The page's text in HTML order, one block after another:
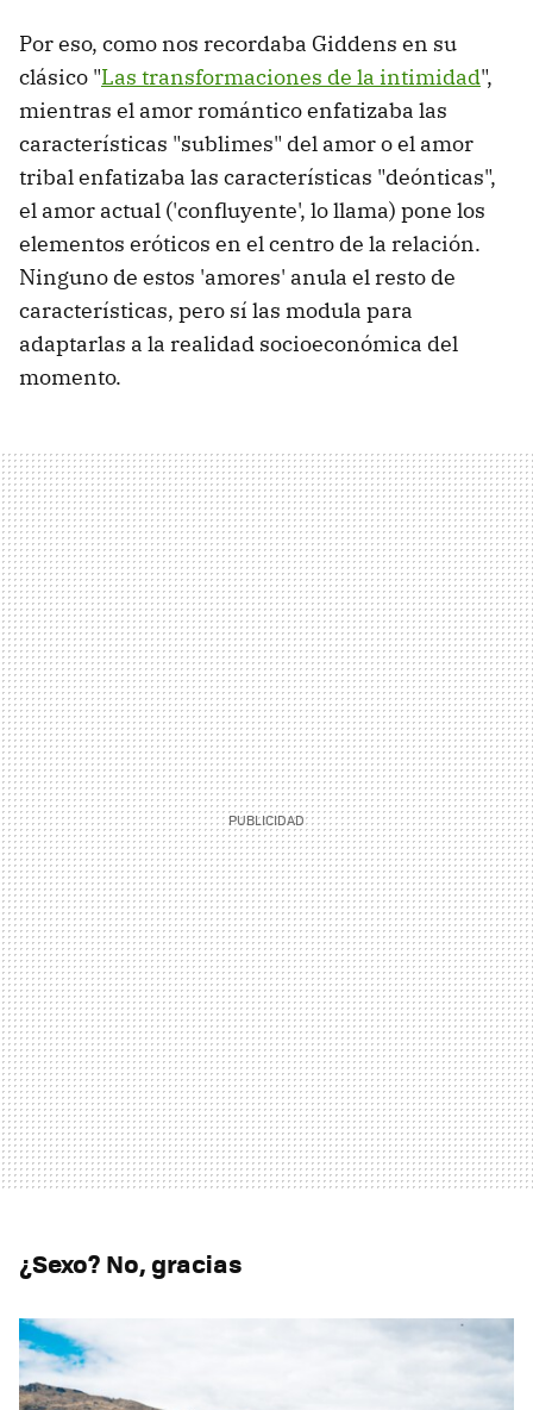
Por eso, como nos recordaba Giddens en su
clásico "Las transformaciones de la intimidad",
mientras el amor romántico enfatizaba las
características "sublimes" del amor o el amor
tribal enfatizaba las características "deónticas",
el amor actual ('confluyente', lo llama) pone los
elementos eróticos en el centro de la relación.
Ninguno de estos 'amores' anula el resto de
características, pero sí las modula para
adaptarlas a la realidad socioeconómica del
momento.
¿Sexo? No, gracias